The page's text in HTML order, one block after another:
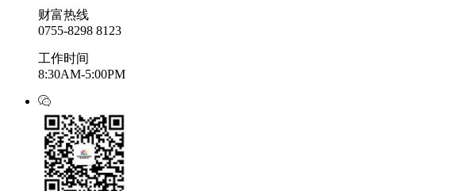
财富热线
0755-8298 8123
工作时间
8:30AM-5:00PM